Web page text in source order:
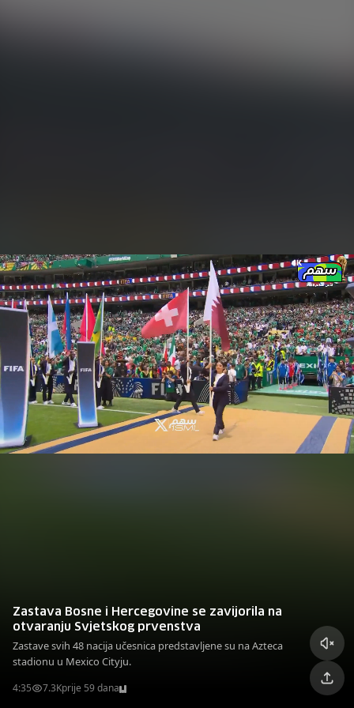
Zastava Bosne i Hercegovine se zavijorila na
otvaranju Svjetskog prvenstva
Zastave svih 48 nacija učesnica predstavljene su na Azteca
stadionu u Mexico Cityju.
4:35 7.3Kprije 59 dana